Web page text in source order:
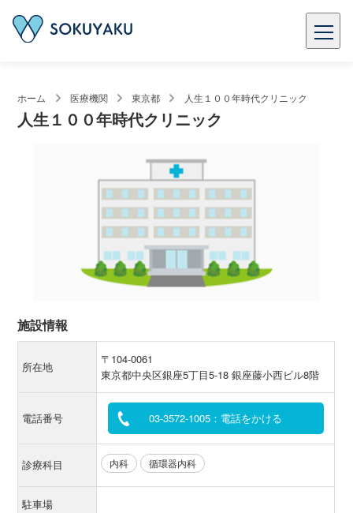
ホーム 医療機関 東京都 人生１００年時代クリニック
人生１００年時代クリニック
施設情報
所在地
〒104-0061
東京都中央区銀座5丁目5-18 銀座藤小西ビル8階
電話番号 03-3572-1005：電話をかける
診療科目 内科 循環器内科
駐車場